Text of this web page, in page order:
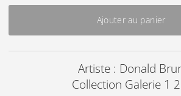
Ajouter au panier
Artiste : Donald
Collection Galerie 1